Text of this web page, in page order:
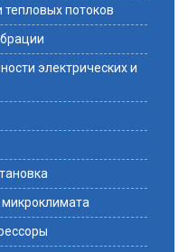
тепловых потоков
электрических и